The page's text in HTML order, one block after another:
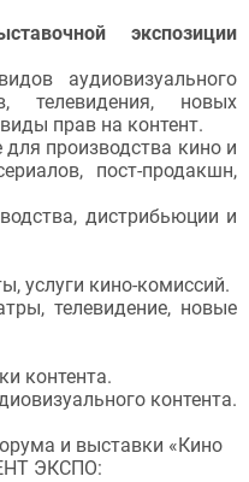
экспозиции
аудиовизуального
телевидения, новых
прав на контент.
производства кино и
пост-продакшн,
дистрибьюции и
услуги кино-комиссий.
телевидение, новые
контента.
контента.
и выставки «Кино
ЭКСПО: